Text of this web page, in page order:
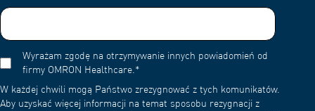
Wyrażam zgodę na otrzymywanie innych powiadomień od
firmy OMRON Healthcare.*
W każdej chwili mogą Państwo zrezygnować z tych komunikatów.
Aby uzyskać więcej informacji na temat sposobu rezygnacji z